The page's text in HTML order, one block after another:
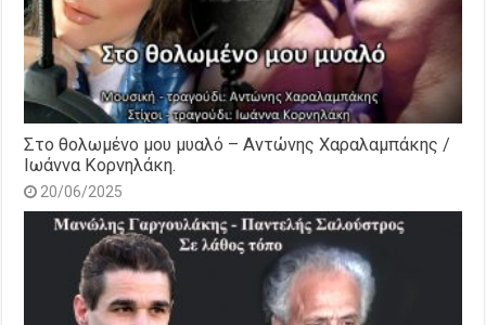
Στο θολωμένο μου μυαλό – Αντώνης Χαραλαμπάκης /
Ιωάννα Κορνηλάκη.
20/06/2025